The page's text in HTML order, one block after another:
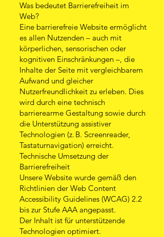
Was bedeutet Barrierefreiheit im
Web?
Eine barrierefreie Website ermöglicht
es allen Nutzenden – auch mit
körperlichen, sensorischen oder
kognitiven Einschränkungen –, die
Inhalte der Seite mit vergleichbarem
Aufwand und gleicher
Nutzerfreundlichkeit zu erleben. Dies
wird durch eine technisch
barrierearme Gestaltung sowie durch
die Unterstützung assistiver
Technologien (z. B. Screenreader,
Tastaturnavigation) erreicht.
Technische Umsetzung der
Barrierefreiheit
Unsere Website wurde gemäß den
Richtlinien der Web Content
Accessibility Guidelines (WCAG) 2.2
bis zur Stufe AAA angepasst.
Der Inhalt ist für unterstützende
Technologien optimiert.